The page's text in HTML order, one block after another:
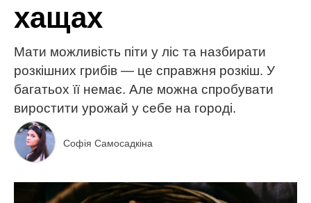
хащах
Мати можливість піти у ліс та назбирати
розкішних грибів — це справжня розкіш. У
багатьох її немає. Але можна спробувати
виростити урожай у себе на городі.
Софія Самосадкіна